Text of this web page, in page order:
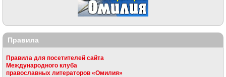
Правила
Правила для посетителей сайта
Международного клуба
православных литераторов «Омилия»